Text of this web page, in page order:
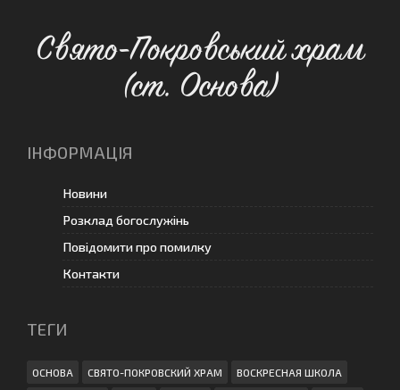
Свято-Покровський храм
(ст. Основа)
ІНФОРМАЦІЯ
Новини
Розклад богослужінь
Повідомити про помилку
Контакти
ТЕГИ
ОСНОВА СВЯТО-ПОКРОВСКИЙ ХРАМ ВОСКРЕСНАЯ ШКОЛА